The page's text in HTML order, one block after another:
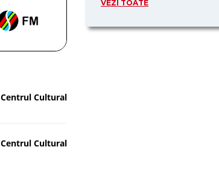
Centrul Cultural
Centrul Cultural
VEZI TOATE